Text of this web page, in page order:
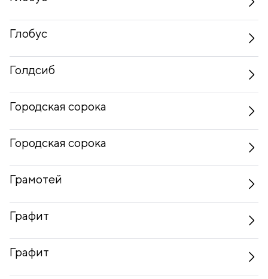
Глобус
Голдсиб
Городская сорока
Городская сорока
Грамотей
Графит
Графит